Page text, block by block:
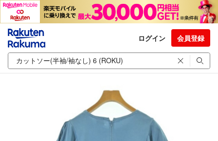
ログイン 会員登録